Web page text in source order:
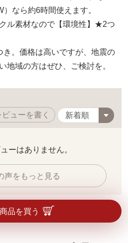
なら約6時間使えます。
ル素材なので【環境性】★2つ
。価格は高いですが、地震の
地域の方はぜひ、ご検討を。
ビューを書く
ーはありません。
声をもっと見る
品を買う